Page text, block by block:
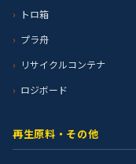
トロ箱
プラ舟
リサイクルコンテナ
ロジボード
再生原料・その他